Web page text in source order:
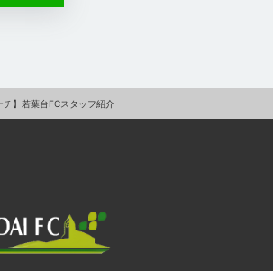
チ】若葉台FCスタッフ紹介